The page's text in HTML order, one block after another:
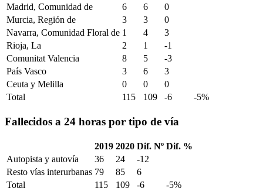
Madrid, Comunidad de
6 6
0
Murcia, Región de
3 3
0
Navarra, Comunidad Floral de 1 4
3
Rioja, La
2 1
-1
Comunitat Valencia
8 5
-3
País Vasco
3 6
3
Ceuta y Melilla
0 0
0
Total
115 109 -6 -5%
Fallecidos a 24 horas por tipo de vía
2019 2020 Dif. Nº Dif. %
Autopista y autovía
36 24
-12
Resto vías interurbanas 79 85
6
Total
115 109 -6 -5%